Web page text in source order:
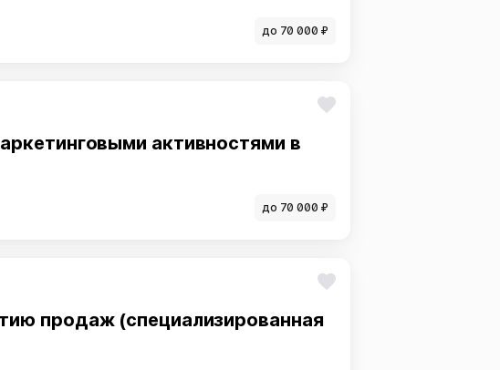
до 70 000 ₽
активностями в
до 70 000 ₽
продаж (специализированная